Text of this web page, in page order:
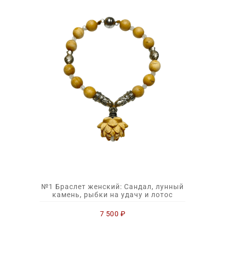
№1 Браслет женский: Сандал, лунный
камень, рыбки на удачу и лотос
7 500 ₽